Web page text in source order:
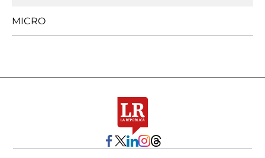
MICRO